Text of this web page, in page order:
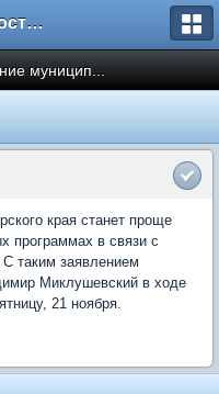
Форум Новостройки
муницип...
края станет проще
программах в связи с
таким заявлением
Миклушевский в ходе
21 ноября.